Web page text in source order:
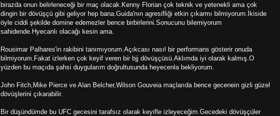
birazda onun belirleneceği bir maç olacak.Kenny Florian çok teknik ve yetenekli ama çok
dingin bir dövüşçü gibi geliyor hep bana.Guida'nın agresifliği etkin çıkarmı bilmiyorum.İkiside
öyle ciddi şekilde domine edemezler bence birbirlerini.Sonucunu bilemiyorum
sahidende.Hyecanlı olacağı kesin ama.
Rousimar Palhares'in rakibini tanımıyorum.Açıkcası nasıl bir performans gösterir onuda
bilmiyorum.Fakat izlerken çok keyif veren bir bjj dövüşçüsü.Aklımda iyi olarak kalmış.O
yüzden bu maçıda şahsi duygularım doğrultusunda heyecenla bekliyorum.
John Fitch,Mike Pierce ve Alan Belcher,Wilson Gouveia maçlarıda bence gecenein gizli güzel
dövüşlerini çıkarabilir.
Bir düşündümde bu UFC gecesini tarafsız olarak keyifle izleyeceğim.Gecedeki dövüşçüler